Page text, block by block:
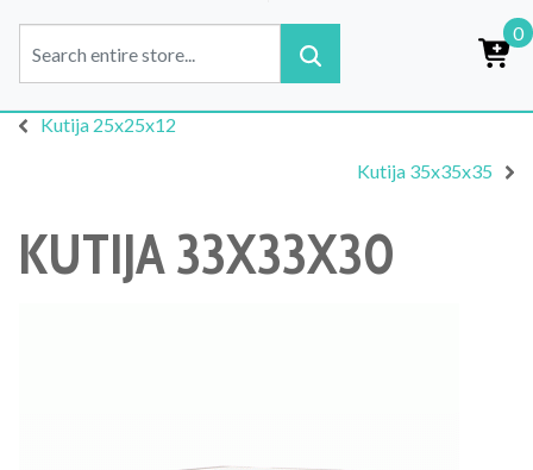
0
Kutija 25x25x12
Kutija 35x35x35
KUTIJA 33X33X30